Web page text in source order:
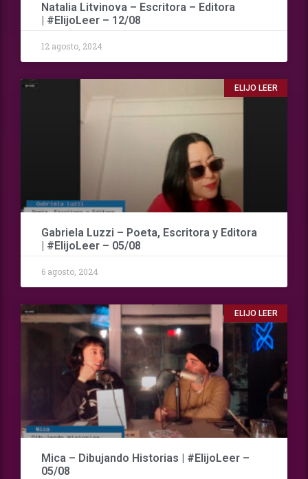
Natalia Litvinova – Escritora – Editora
| #ElijoLeer – 12/08
12 agosto, 2024
ELIJO LEER
Gabriela Luzzi – Poeta, Escritora y Editora
| #ElijoLeer – 05/08
6 agosto, 2024
ELIJO LEER
Mica – Dibujando Historias | #ElijoLeer –
05/08